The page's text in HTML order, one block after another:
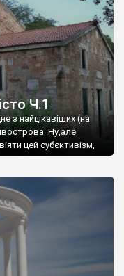
Ч.1
з найцікавіших (на
.Ну,але
цей субєктивізм,